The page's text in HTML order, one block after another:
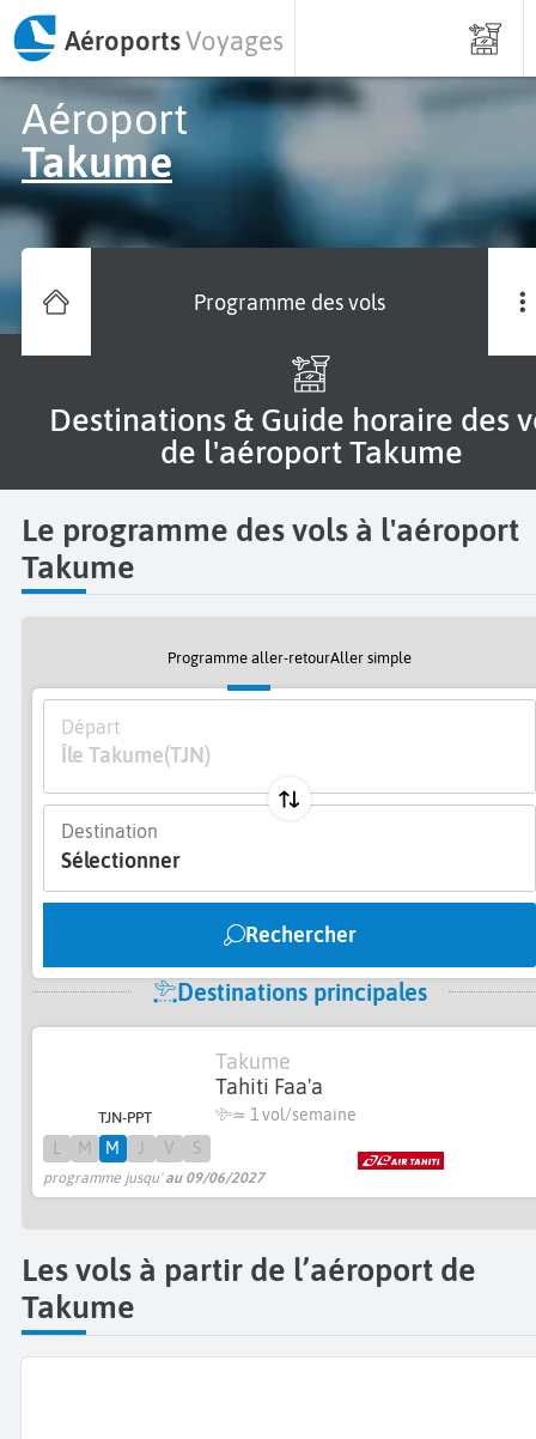
AéroportsVoyages
Aéroport
Takume
Programme des vols
Destinations & Guide horaire des vols
de l'aéroport Takume
Le programme des vols à l'aéroport
Takume
Programme aller-retourAller simple
Départ
Île Takume(TJN)
Destination
Sélectionner
Rechercher
Destinations principales
TJN-PPT
Takume
Tahiti Faa'a
≃ 1 vol/semaine
programme jusqu'au 09/06/2027
M M V S
Les vols à partir de l’aéroport de
Takume